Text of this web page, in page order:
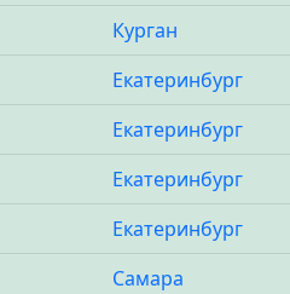
Курган
Екатеринбург
Екатеринбург
Екатеринбург
Екатеринбург
Самара